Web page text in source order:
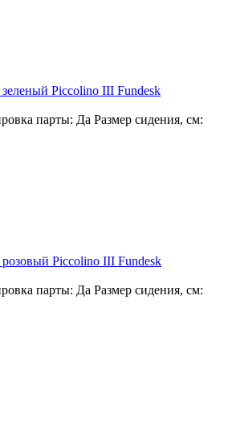
Piccolino III Fundesk
парты: Да Размер сидения, см:
Piccolino III Fundesk
парты: Да Размер сидения, см: